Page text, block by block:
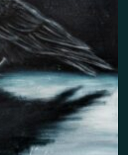
Kaipaus
Kärsimys
Kuuloharhat
Luonto
Mindfulness
Onni
Paha olo
Pelko
Rakkaus
Riippuvuus
Skitsofrenia
Stressi